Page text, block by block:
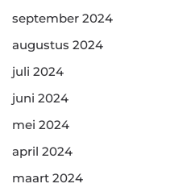
september 2024
augustus 2024
juli 2024
juni 2024
mei 2024
april 2024
maart 2024